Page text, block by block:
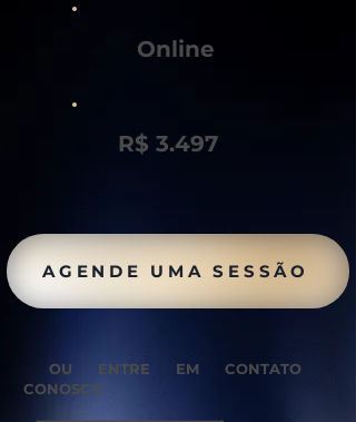
Online
R$ 3.497
AGENDE UMA SESSÃO
OU ENTRE EM CONTATO
CONOSCO